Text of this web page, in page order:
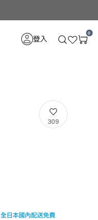
登入
0
309
全日本國內配送免費